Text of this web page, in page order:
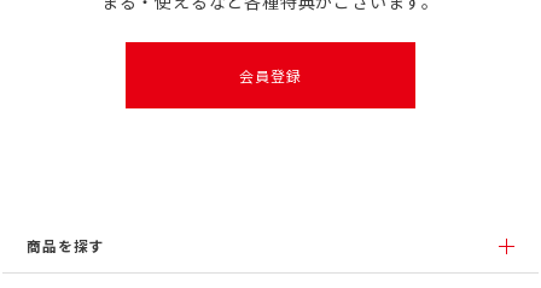
会員登録
商品を探す